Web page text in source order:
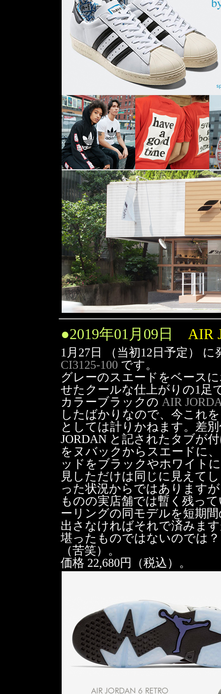
●2019年01月09日 AIR
1月27日 （当初12日予定）
CI3125-100 です。
グレーのスエードをベース
せたクールな仕上がりの1足
カラーブラックの AIR
したばかりなので、今これ
としては計りかねます。差
JORDAN と記されたタブが
をヌバックからスエードに
ッドをブラックやホワイト
見しただけは同じに見えて
った状況からではあります
ものの実店舗では暫く残っ
ーリングの同モデルを短期
出さなければそれで済みま
堪ったものではないのでは
（苦笑）。
価格 22,680円（税込）。